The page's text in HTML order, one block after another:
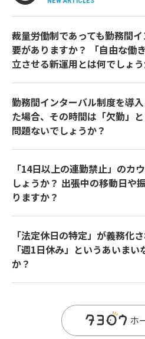
裁量労働制であっても勤務間
要がありますか？ 「自由な働
立させる新運用とは何でしょう
勤務間インターバル制度を導
た場合、その時間は「欠勤」
問題ないでしょうか？
「14日以上の連勤禁止」のカ
しょうか？ 出張中の移動日や
りますか？
「法定休日の特定」が義務化
「週1日休み」というあいま
か？
ホ